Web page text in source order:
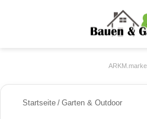
Startseite / Garten & Outdoor